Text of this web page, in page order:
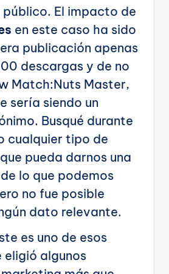
El impacto de
en este caso ha sido
publicación apenas
descargas y de no
Match:Nuts Master,
sería siendo un
Busqué durante
cualquier tipo de
pueda darnos una
lo que podemos
no fue posible
dato relevante.
es uno de esos
eligió algunos